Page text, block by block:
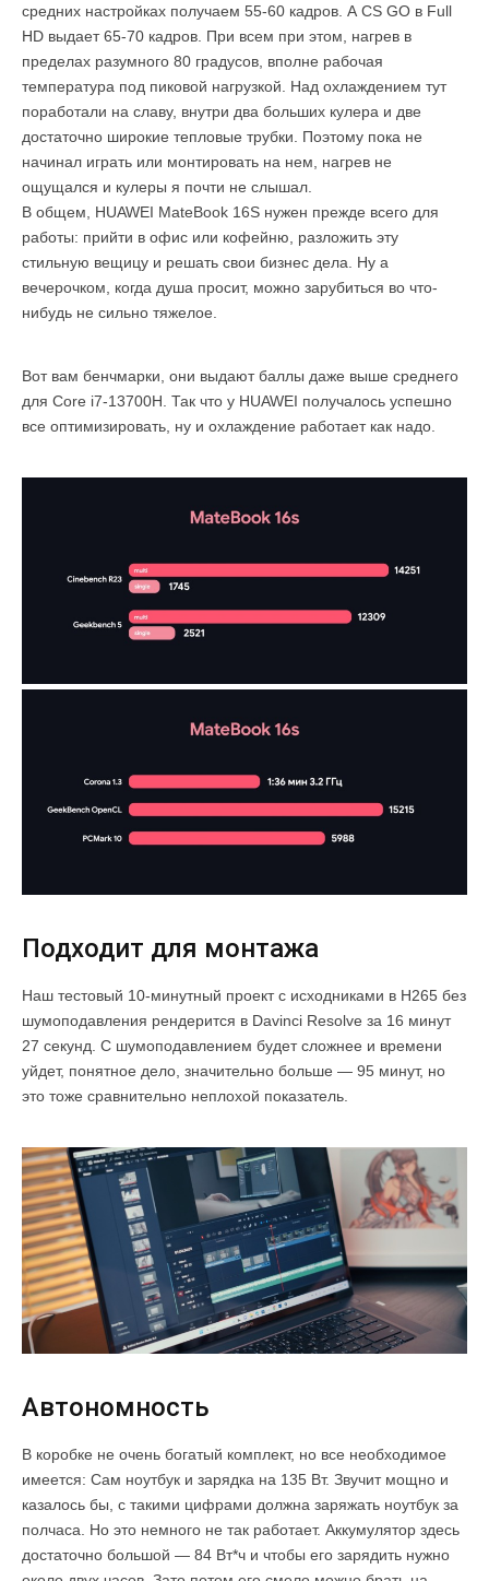
средних настройках получаем 55-60 кадров. А CS GO в Full
HD выдает 65-70 кадров. При всем при этом, нагрев в
пределах разумного 80 градусов, вполне рабочая
температура под пиковой нагрузкой. Над охлаждением тут
поработали на славу, внутри два больших кулера и две
достаточно широкие тепловые трубки. Поэтому пока не
начинал играть или монтировать на нем, нагрев не
ощущался и кулеры я почти не слышал.
В общем, HUAWEI MateBook 16S нужен прежде всего для
работы: прийти в офис или кофейню, разложить эту
стильную вещицу и решать свои бизнес дела. Ну а
вечерочком, когда душа просит, можно зарубиться во что-
нибудь не сильно тяжелое.
Вот вам бенчмарки, они выдают баллы даже выше среднего
для Core i7-13700H. Так что у HUAWEI получалось успешно
все оптимизировать, ну и охлаждение работает как надо.
Подходит для монтажа
Наш тестовый 10-минутный проект с исходниками в H265 без
шумоподавления рендерится в Davinci Resolve за 16 минут
27 секунд. С шумоподавлением будет сложнее и времени
уйдет, понятное дело, значительно больше — 95 минут, но
это тоже сравнительно неплохой показатель.
Автономность
В коробке не очень богатый комплект, но все необходимое
имеется: Сам ноутбук и зарядка на 135 Вт. Звучит мощно и
казалось бы, с такими цифрами должна заряжать ноутбук за
полчаса. Но это немного не так работает. Аккумулятор здесь
достаточно большой — 84 Вт*ч и чтобы его зарядить нужно